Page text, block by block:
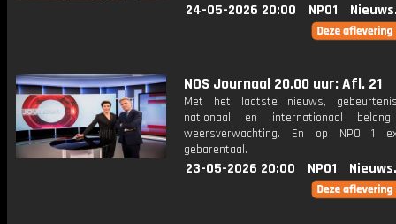
24-05-2026 20:00 NPO1
NOS Journaal 20.00 uur: Afl. 21
Met het laatste nieuws,
nationaal en internationaal
weersverwachting. En op NPO 1
gebarentaal.
23-05-2026 20:00 NPO1